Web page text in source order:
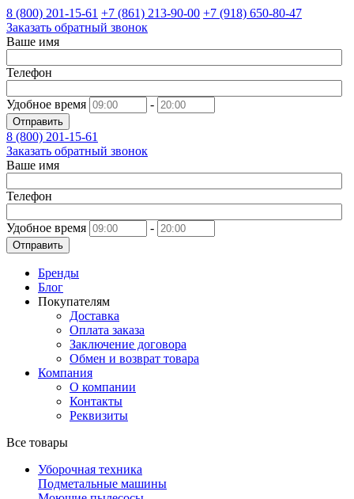
8 (800) 201-15-61 +7 (861) 213-90-00 +7 (918) 650-80-47
Заказать обратный звонок
Ваше имя
Телефон
Удобное время -
Отправить
8 (800) 201-15-61
Заказать обратный звонок
Ваше имя
Телефон
Удобное время -
Отправить
Бренды
Блог
Покупателям
Доставка
Оплата заказа
Заключение договора
Обмен и возврат товара
Компания
О компании
Контакты
Реквизиты
Все товары
Уборочная техника
Подметальные машины